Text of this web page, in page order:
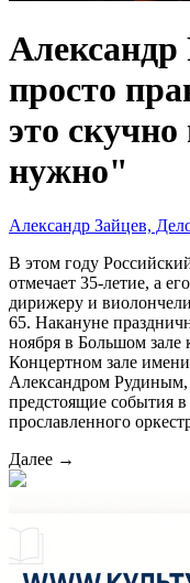
просто
это
нужно"
Александр Зайцев,
В этом году
отмечает 35-летие, а
дирижеру и
65. Накануне
ноября в Большом зале
Концертном зале
Александром Рудиным,
предстоящие события
прославленного
Далее →